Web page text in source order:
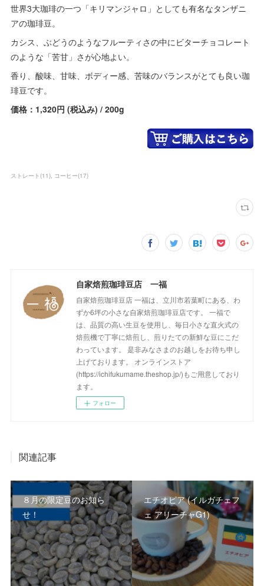
世界3大珈琲の一つ「キリマンジャロ」としても有名なタンザニ
アの珈琲豆。
カシス、ぶどうのようなフルーティさの中にビターチョコレート
のような「苦甘」さが心地よい。
香り、酸味、甘味、ボディー感、苦味のバランスがとても良い珈
琲豆です。
価格：1,320円 (税込み) / 200g
ストレート (11) コーヒー(17)
自家焙煎珈琲豆店 一福
自家焙煎珈琲豆店 一福は、立川市若葉町にある、わ
ずか6坪の小さな自家焙煎珈琲豆店です。 一福で
は、品質の高い生豆を使用し、毎日小さな直火式の
焙煎機で丁寧に焙煎し、煎りたての新鮮な豆にこだ
わっています。 是非みなさまのお越しをお待ち申し
上げております。 オンラインストア
(https://ichifukumame.theshop.jp/)もご用意しており
ます。
フォロー
関連記事
８月の限定豆のお知ら
せ！
エチオピア (イルガチェフ
ェ アリーチャG1)